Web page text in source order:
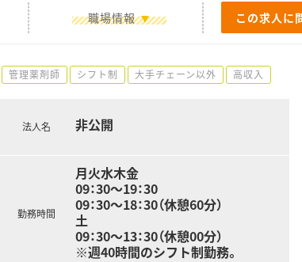
職場情報 この求人に
管理薬剤師 シフト制 大手チェーン以外 高収入
法人名 非公開
勤務時間
月火水木金
09：30～19：30
09：30～18：30（休憩60分）
土
09：30～13：30（休憩00分）
※週40時間のシフト制勤務。